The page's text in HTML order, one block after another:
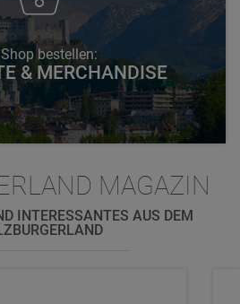
bestellen:
& MERCHANDISE
MAGAZIN
INTERESSANTES AUS DEM